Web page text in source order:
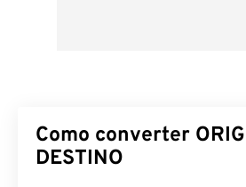
Como converter
DESTINO